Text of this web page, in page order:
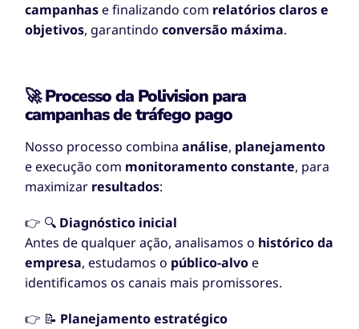
campanhase finalizando com relatórios claros e
objetivos, garantindoconversão máxima.
🚀 Processo da Polivision para
campanhas de tráfego pago
Nosso processo combinaanálise, planejamento
e execução com monitoramento constante, para
maximizar resultados:
👉 🔍 Diagnóstico inicial
Antes de qualquer ação, analisamos o histórico da
empresa, estudamos o público-alvoe
identificamos os canais mais promissores.
👉 📝 Planejamento estratégico